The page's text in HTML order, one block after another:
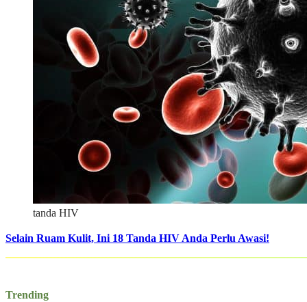
tanda HIV
Selain Ruam Kulit, Ini 18 Tanda HIV Anda Perlu Awasi!
Trending